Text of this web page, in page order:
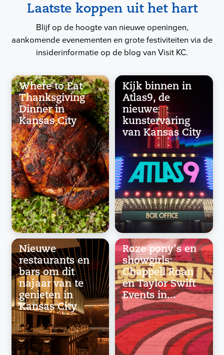
Laatste koppen uit het hart
Blijf op de hoogte van nieuwe openingen,
aankomende evenementen en grote festiviteiten via de
insiderinformatie op de blog van Visit KC.
Where to Eat
Thanksgiving
Dinner in
Kansas City
Kijk binnen in
Atlas9, de
nieuwe
kunstervaring
van Kansas City
Nieuwe
restaurants en
bars om dit
najaar van te
genieten in
Kansas City
Roze pony's en
showgirls:
Chappell Roan
en Taylor Swift
Events in...